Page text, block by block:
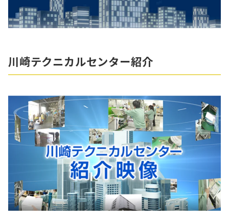
川崎テクニカルセンター紹介